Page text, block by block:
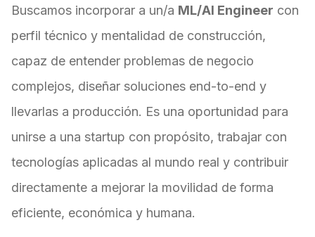
Buscamos incorporar a un/a ML/AI Engineer con
perfil técnico y mentalidad de construcción,
capaz de entender problemas de negocio
complejos, diseñar soluciones end-to-end y
llevarlas a producción. Es una oportunidad para
unirse a una startup con propósito, trabajar con
tecnologías aplicadas al mundo real y contribuir
directamente a mejorar la movilidad de forma
eficiente, económica y humana.